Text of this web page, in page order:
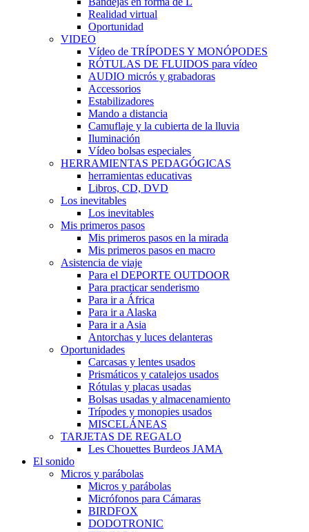
Realidad virtual
Oportunidad
VIDEO
Vídeo de TRÍPODES Y MONÓPODES
RÓTULAS DE FLUIDOS para vídeo
AUDIO micrós y grabadoras
Accessorios
Estabilizadores
Mando a distancia
Camuflaje y la cubierta de la lluvia
Iluminación
Vídeo bolsas especiales
HERRAMIENTAS PEDAGÓGICAS
herramientas educativas
Libros, CD, DVD
Los inevitables
Los inevitables
Mis primeros pasos
Mis primeros pasos en la mirada
Mis primeros pasos en macro
Asistencia de viaje
Para el DEPORTE OUTDOOR
Para practicar senderismo
Para ir a África
Para ir a Alaska
Para ir a Asia
Antorchas y luces delanteras
Oportunidades
Carcasas y lentes usados
Prismáticos y catalejos usados
Rótulas y placas usadas
Bolsas usadas y almacenamiento
Trípodes y monopies usados
MISCELÁNEAS
TARJETAS DE REGALO
Les Chouettes Burdeos JAMA
El sonido
Micros y parábolas
Micros y parábolas
Micrófonos para Cámaras
BIRDFOX
DODOTRONIC